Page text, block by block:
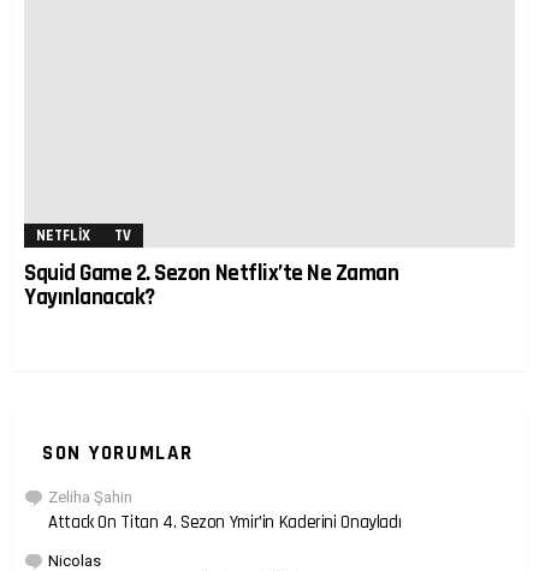
NETFLIX TV
Squid Game 2. Sezon Netflix’te Ne Zaman
Yayınlanacak?
SON YORUMLAR
Zeliha Şahin
Attack On Titan 4. Sezon Ymir’in Kaderini Onayladı
Nicolas